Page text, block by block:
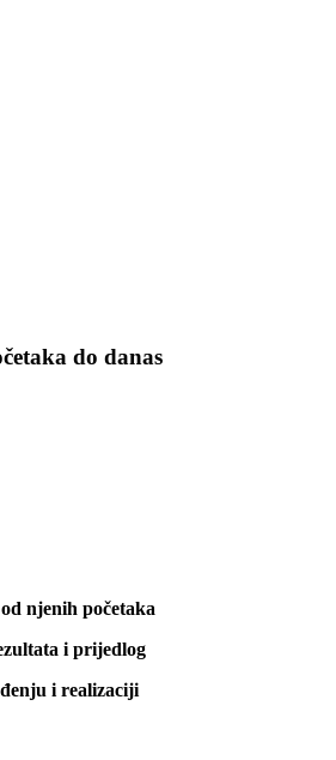
do danas
njenih početaka
i prijedlog
i realizaciji